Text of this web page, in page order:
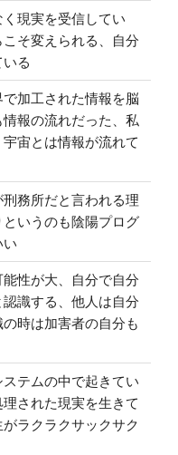
現実を受信してい
そ変えられる、自分
る
加工された情報を脳
報の流れだった、私
宙とは情報が流れて
務所だと言われる理
いうのも陰陽プログ
い
性が大、自分で自分
識する、他人は自分
時は加害者の自分も
テムの中で起きてい
された現実を生きて
ラクラクサックサク